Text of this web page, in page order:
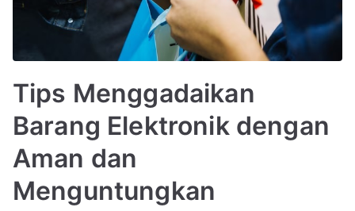
Tips Menggadaikan
Barang Elektronik dengan
Aman dan
Menguntungkan